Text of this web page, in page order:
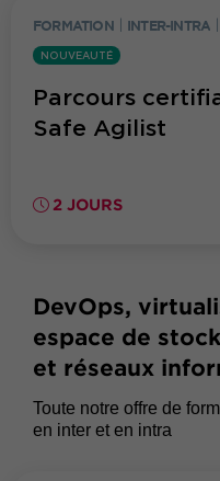
FORMATION INTER-INTRA
NOUVEAUTÉ
Parcours
Safe Agilist
2 JOURS
DevOps,
espace de
et réseaux
Toute notre offre de
en inter et en intra